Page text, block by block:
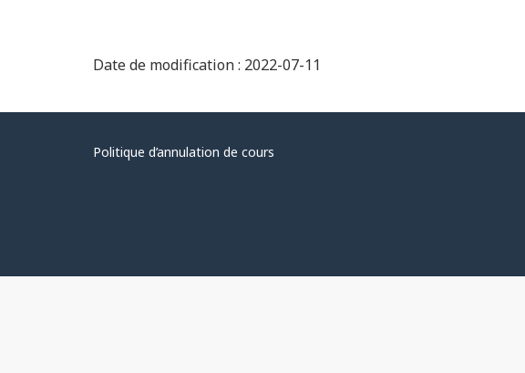
Date de modification : 2022-07-11
Politique d’annulation de cours